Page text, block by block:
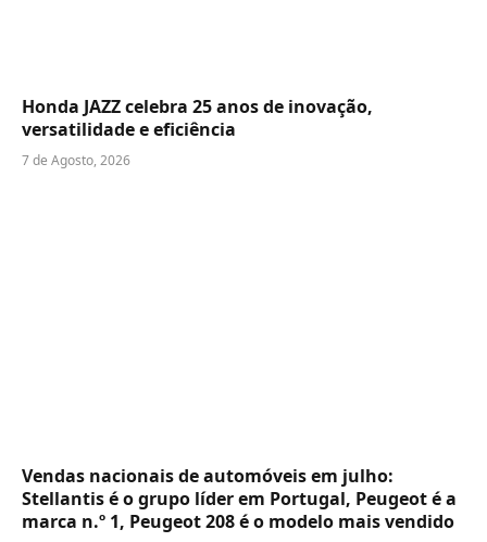
Honda JAZZ celebra 25 anos de inovação,
versatilidade e eficiência
7 de Agosto, 2026
Vendas nacionais de automóveis em julho:
Stellantis é o grupo líder em Portugal, Peugeot é a
marca n.º 1, Peugeot 208 é o modelo mais vendido